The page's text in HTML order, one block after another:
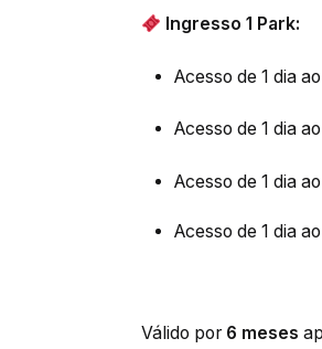
Ingresso 1 Park:
Acesso de 1 dia
Acesso de 1 dia
Acesso de 1 dia
Acesso de 1 dia
Válido por 6 meses